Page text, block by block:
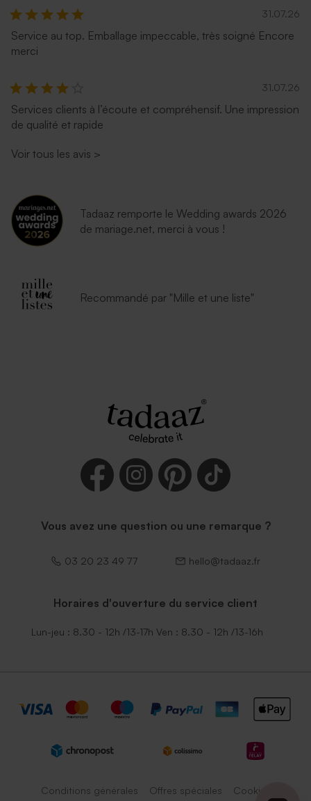
31.07.26
Service au top. Emballage impeccable, très soigné Encore
merci
31.07.26
Services clients à l’écoute et compréhensif. Une impression
de qualité et rapide
Voir tous les avis >
Tadaaz remporte le Wedding awards 2026
de mariage.net, merci à vous !
Recommandé par "Mille et une liste"
Vous avez une question ou une remarque ?
03 20 23 49 77 hello@tadaaz.fr
Horaires d'ouverture du service client
Lun-jeu : 8.30 - 12h /13-17h Ven : 8.30 - 12h /13-16h
Conditions générales Offres spéciales Cookies